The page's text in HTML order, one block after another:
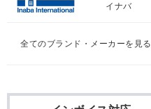
イナバ
全てのブランド・メーカーを見る